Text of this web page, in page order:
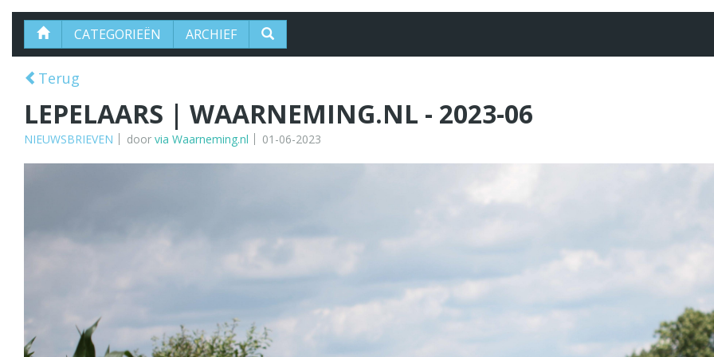
CATEGORIEËN ARCHIEF
Terug
LEPELAARS | WAARNEMING.NL - 2023-06
NIEUWSBRIEVEN door via Waarneming.nl 01-06-2023